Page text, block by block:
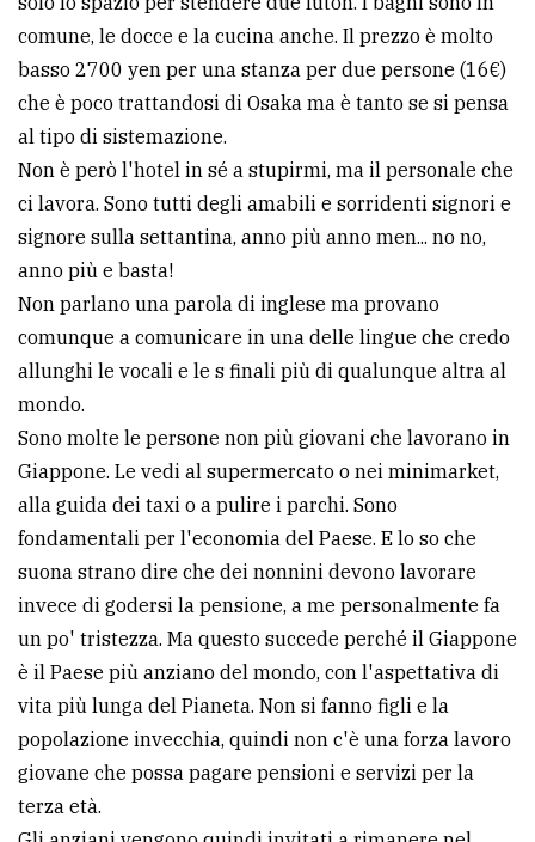
comune, le docce e la cucina anche. Il prezzo è molto
basso 2700 yen per una stanza per due persone (16€)
che è poco trattandosi di Osaka ma è tanto se si pensa
al tipo di sistemazione.
Non è però l'hotel in sé a stupirmi, ma il personale che
ci lavora. Sono tutti degli amabili e sorridenti signori e
signore sulla settantina, anno più anno men... no no,
anno più e basta!
Non parlano una parola di inglese ma provano
comunque a comunicare in una delle lingue che credo
allunghi le vocali e le s finali più di qualunque altra al
mondo.
Sono molte le persone non più giovani che lavorano in
Giappone. Le vedi al supermercato o nei minimarket,
alla guida dei taxi o a pulire i parchi. Sono
fondamentali per l'economia del Paese. E lo so che
suona strano dire che dei nonnini devono lavorare
invece di godersi la pensione, a me personalmente fa
un po' tristezza. Ma questo succede perché il Giappone
è il Paese più anziano del mondo, con l'aspettativa di
vita più lunga del Pianeta. Non si fanno figli e la
popolazione invecchia, quindi non c'è una forza lavoro
giovane che possa pagare pensioni e servizi per la
terza età.